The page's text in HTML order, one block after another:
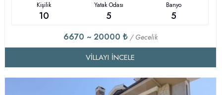
Kişilik
10
Yatak Odası
5
Banyo
5
6670 ~ 20000 ₺ / Gecelik
VILLAYI İNCELE